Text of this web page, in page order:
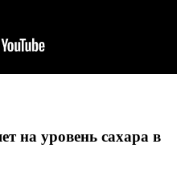
на уровень сахара в